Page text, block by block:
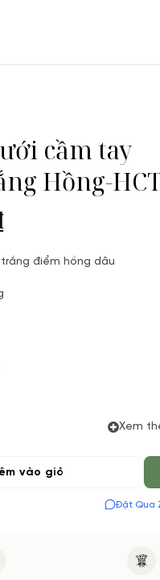
cầm tay
Hồng-
điểm hồng dâu
trước tối thiểu 06 tiếng
Xem
vào giỏ
Đặt Qua